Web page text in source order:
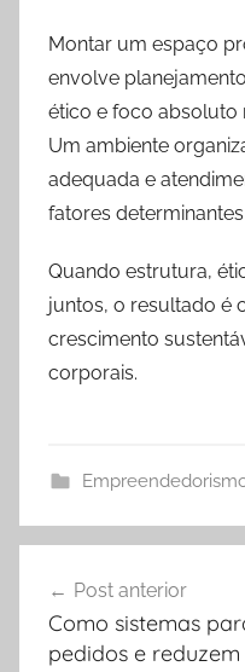
Montar um espaço
envolve
ético e foco absoluto
Um ambiente
adequada e
fatores
Quando estrutura,
juntos, o resultado é
crescimento
corporais.
de
Post
Post anterior
Como sistemas
pedidos e